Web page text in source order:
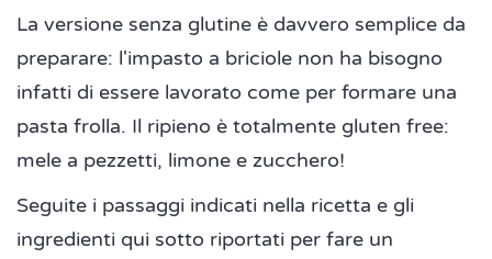
La versione senza glutine è davvero semplice da
preparare: l'impasto a briciole non ha bisogno
infatti di essere lavorato come per formare una
pasta frolla. Il ripieno è totalmente gluten free:
mele a pezzetti, limone e zucchero!
Seguite i passaggi indicati nella ricetta e gli
ingredienti qui sotto riportati per fare un